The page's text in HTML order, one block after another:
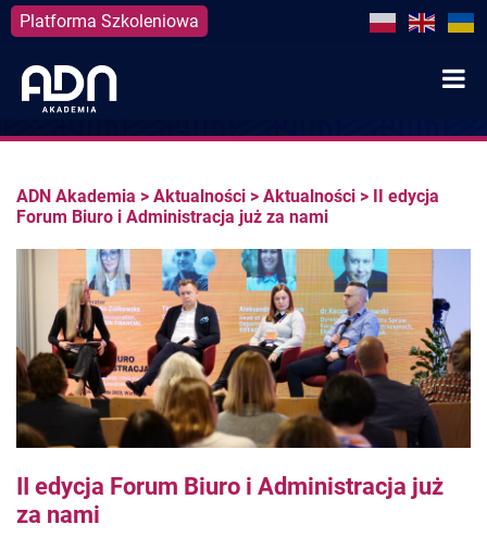
Platforma Szkoleniowa
content
ADN Akademia > Aktualności > Aktualności > II edycja
Forum Biuro i Administracja już za nami
II edycja Forum Biuro i Administracja już
za nami